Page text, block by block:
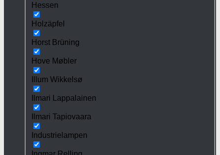
Hessen
Holzäpfel
Horst Brüning
Hove Møbler
Illum Wikkelsø
Ilmari Lappalainen
Ilmari Tapiovaara
Industrielampen